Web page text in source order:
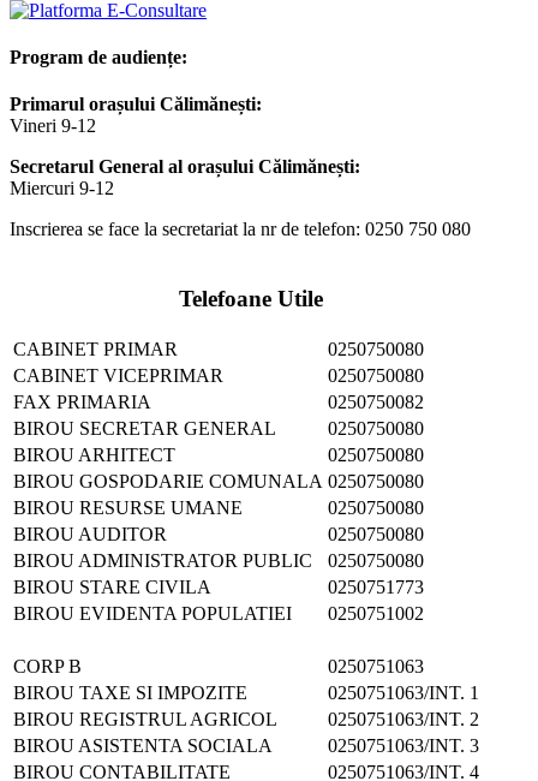
Program de audiențe:
Primarul orașului Călimănești:
Vineri 9-12
Secretarul General al orașului Călimănești:
Miercuri 9-12
Inscrierea se face la secretariat la nr de telefon: 0250 750 080
Telefoane Utile
CABINET PRIMAR
0250750080
CABINET VICEPRIMAR
0250750080
FAX PRIMARIA
0250750082
BIROU SECRETAR GENERAL
0250750080
BIROU ARHITECT
0250750080
BIROU GOSPODARIE COMUNALA 0250750080
BIROU RESURSE UMANE
0250750080
BIROU AUDITOR
0250750080
BIROU ADMINISTRATOR PUBLIC
0250750080
BIROU STARE CIVILA
0250751773
BIROU EVIDENTA POPULATIEI
0250751002
CORP B
0250751063
BIROU TAXE SI IMPOZITE
0250751063/INT. 1
BIROU REGISTRUL AGRICOL
0250751063/INT. 2
BIROU ASISTENTA SOCIALA
0250751063/INT. 3
BIROU CONTABILITATE
0250751063/INT. 4